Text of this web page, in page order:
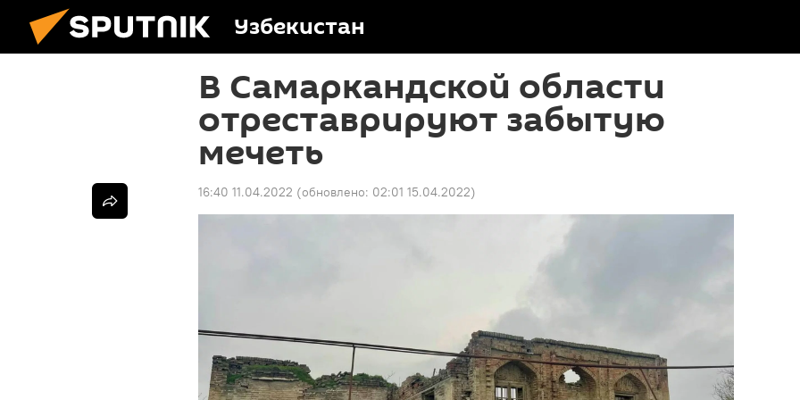
Узбекистан
В Самаркандской области
отреставрируют забытую
мечеть
16:40 11.04.2022 (обновлено: 02:01 15.04.2022)